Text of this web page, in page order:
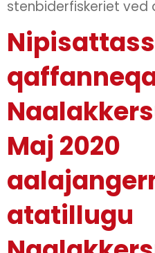
stenbiderfiskeriet ved
Maj 2020
atatillugu